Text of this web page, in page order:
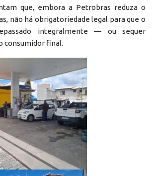
que, embora a Petrobras reduza o
não há obrigatoriedade legal para que o
integralmente — ou sequer
consumidor final.